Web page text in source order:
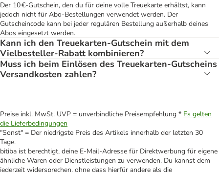
Der 10 €-Gutschein, den du für deine volle Treuekarte erhältst, kann
jedoch nicht für Abo-Bestellungen verwendet werden. Der
Gutscheincode kann bei jeder regulären Bestellung außerhalb deines
Abos eingesetzt werden.
Kann ich den Treuekarten-Gutschein mit dem
Vielbesteller-Rabatt kombinieren?
Muss ich beim Einlösen des Treuekarten-Gutscheins
Versandkosten zahlen?
Preise inkl. MwSt. UVP = unverbindliche Preisempfehlung * Es gelten
die Lieferbedingungen
"Sonst" = Der niedrigste Preis des Artikels innerhalb der letzten 30
Tage.
bitiba ist berechtigt, deine E-Mail-Adresse für Direktwerbung für eigene
ähnliche Waren oder Dienstleistungen zu verwenden. Du kannst dem
jederzeit widersprechen, ohne dass hierfür andere als die